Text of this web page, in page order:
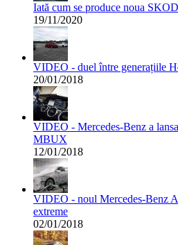
Iată cum se produce noua
19/11/2020
VIDEO - duel între generațiile
20/01/2018
VIDEO - Mercedes-Benz a
MBUX
12/01/2018
VIDEO - noul Mercedes-Benz
extreme
02/01/2018